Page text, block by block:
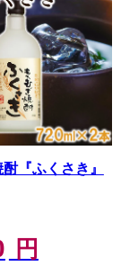
『ふくさき』
円